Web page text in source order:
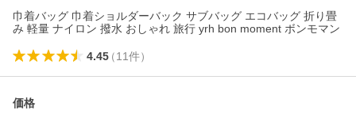
巾着バッグ 巾着ショルダーバック サブバッグ エコバッグ 折り畳
み 軽量 ナイロン 撥水 おしゃれ 旅行 yrh bon moment ボンモマン
4.45（11件）
価格